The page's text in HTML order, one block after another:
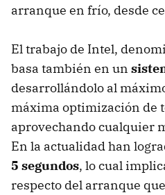
arranque en frío, desde
El trabajo de Intel,
basa también en un
desarrollándolo al
máxima optimización de
aprovechando cualquier
En la actualidad han
5 segundos, lo cual
respecto del arranque